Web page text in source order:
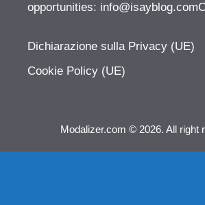
opportunities:
Dichiarazione sulla Privacy (UE)
Cookie Policy (UE)
Modalizer.com © 2026. All right